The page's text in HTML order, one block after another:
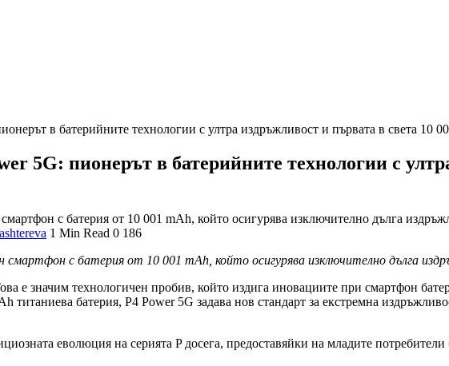
в батерийните технологии с ултра издръжливост и първата в света 10
5G: пионерът в батерийните технологии с
с батерия от 10 001 mAh, който осигурява изключително дълга
1 Min Read 0 186
смартфон с батерия от 10 001 mAh , който осигурява изключително дълга
е значим технологичен пробив, който издига иновациите при смартфон
титаниева батерия, P4 Power 5G задава нов стандарт за екстремна
еволюция на серията P досега, предоставяйки на младите